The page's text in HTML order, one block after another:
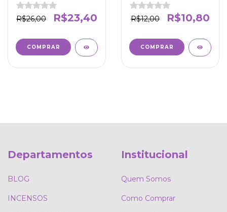
R$26,00 R$23,40
PROTEGE E
RESTAURA A AURA -
N' DA LUA
R$12,00 R$10,80
Departamentos
BLOG
INCENSOS
Institucional
Quem Somos
Como Comprar